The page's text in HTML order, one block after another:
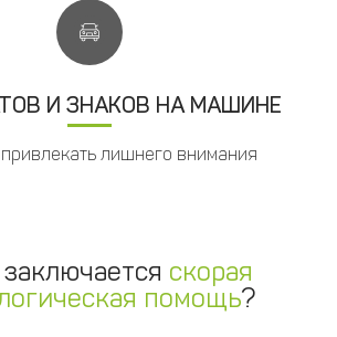
И ЗНАКОВ НА МАШИНЕ
лишнего внимания
скорая
помощь?